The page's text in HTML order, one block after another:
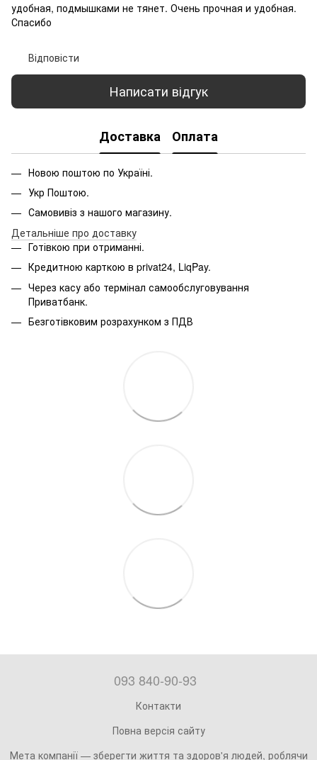
удобная, подмышками не тянет. Очень прочная и удобная.
Спасибо
Відповісти
Написати відгук
Доставка Оплата
Новою поштою по Україні.
Укр Поштою.
Самовивіз з нашого магазину.
Детальніше про доставку
Готівкою при отриманні.
Кредитною карткою в privat24, LiqPay.
Через касу або термінал самообслуговування
Приватбанк.
Безготівковим розрахунком з ПДВ
093 840-90-93
Контакти
Повна версія сайту
Мета компанії — зберегти життя та здоров'я людей, роблячи